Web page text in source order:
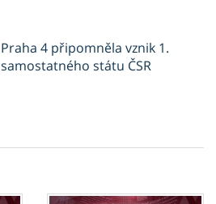
Praha 4 připomněla vznik 1.
samostatného státu ČSR